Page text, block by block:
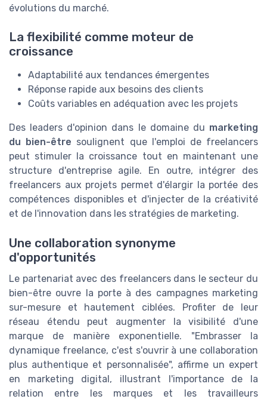
évolutions du marché.
La flexibilité comme moteur de
croissance
Adaptabilité aux tendances émergentes
Réponse rapide aux besoins des clients
Coûts variables en adéquation avec les projets
Des leaders d'opinion dans le domaine du marketing
du bien-être soulignent que l'emploi de freelancers
peut stimuler la croissance tout en maintenant une
structure d'entreprise agile. En outre, intégrer des
freelancers aux projets permet d'élargir la portée des
compétences disponibles et d'injecter de la créativité
et de l'innovation dans les stratégies de marketing.
Une collaboration synonyme
d'opportunités
Le partenariat avec des freelancers dans le secteur du
bien-être ouvre la porte à des campagnes marketing
sur-mesure et hautement ciblées. Profiter de leur
réseau étendu peut augmenter la visibilité d'une
marque de manière exponentielle. "Embrasser la
dynamique freelance, c'est s'ouvrir à une collaboration
plus authentique et personnalisée", affirme un expert
en marketing digital, illustrant l'importance de la
relation entre les marques et les travailleurs